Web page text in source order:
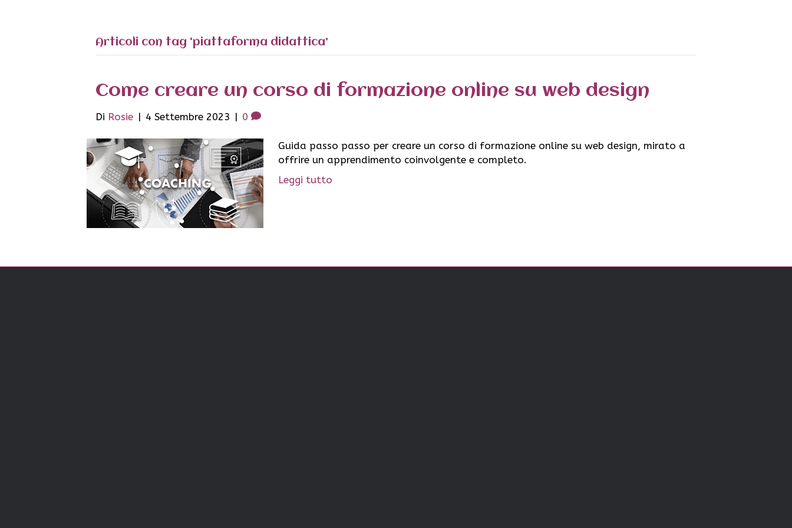
Articoli con tag ‘piattaforma didattica’
Come creare un corso di formazione online su web design
Di Rosie | 4 Settembre 2023 | 0
Guida passo passo per creare un corso di formazione online su web design, mirato a
offrire un apprendimento coinvolgente e completo.
Leggi tutto